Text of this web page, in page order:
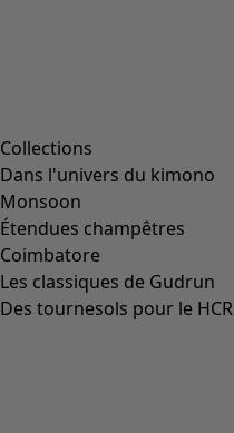
Collections
Dans l'univers du kimono
Monsoon
Étendues champêtres
Coimbatore
Les classiques de Gudrun
Des tournesols pour le HCR